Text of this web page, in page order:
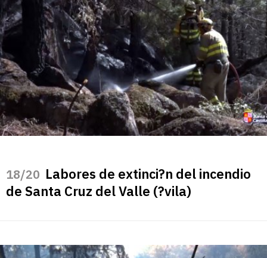
/20 Labores de extinci?n del incendio
de Santa Cruz del Valle (?vila)